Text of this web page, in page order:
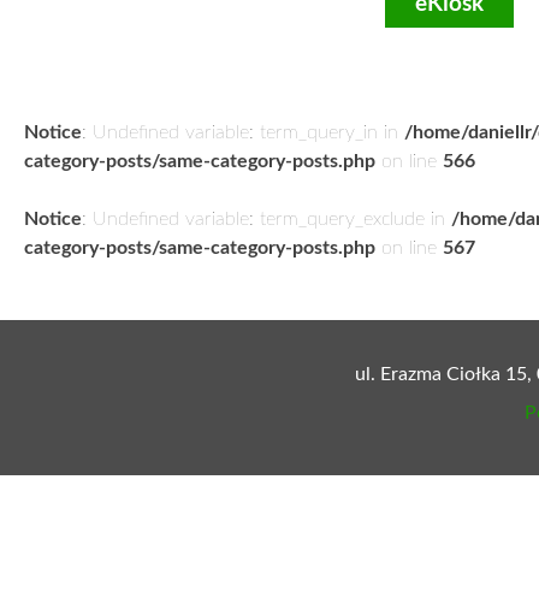
eKiosk
Notice: Undefined variable: term_query_in in /home/
category-posts/same-category-posts.php on line 566
Notice: Undefined variable: term_query_exclude in /home/
category-posts/same-category-posts.php on line 567
ul. Erazma Ciołka